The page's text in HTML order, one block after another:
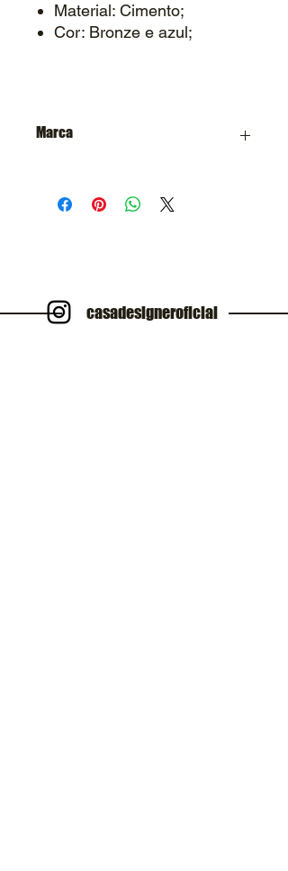
Material: Cimento;
Cor: Bronze e azul;
Marca
casadesigneroficial